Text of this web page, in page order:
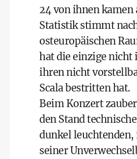
24 von ihnen
Statistik stimmt
osteuropäischen
hat die einzige nicht
ihren nicht
Scala bestritten hat.
Beim Konzert
den Stand
dunkel leuchtenden,
seiner